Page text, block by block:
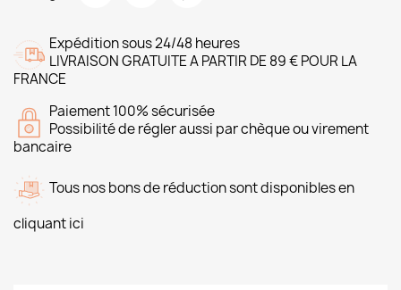
Expédition sous 24/48 heures
LIVRAISON GRATUITE A PARTIR DE 89 € POUR LA
FRANCE
Paiement 100% sécurisée
Possibilité de régler aussi par chèque ou virement
bancaire
Tous nos bons de réduction sont disponibles en
cliquant ici